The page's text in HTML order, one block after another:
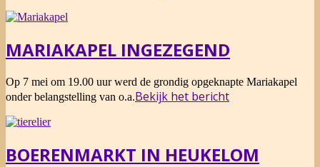
MARIAKAPEL INGEZEGEND
2026-
05-
Op 7 mei om 19.00 uur werd de grondig opgeknapte Mariakapel
onder belangstelling van o.a.Bekijk het bericht
BOERENMARKT IN HEUKELOM